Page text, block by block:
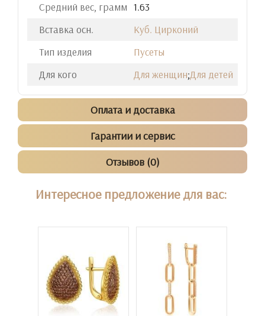
Средний вес, грамм 1.63
Вставка осн.
Куб. Цирконий
Тип изделия
Пусеты
Для кого
Для женщин;Для детей
Оплата и доставка
Гарантии и сервис
Отзывов (0)
Интересное предложение для вас: